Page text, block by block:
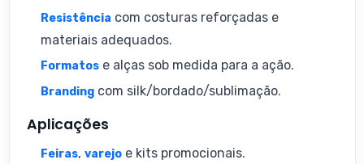
Resistência com costuras reforçadas e
materiais adequados.
Formatos e alças sob medida para a ação.
Branding com silk/bordado/sublimação.
Aplicações
Feiras, varejo e kits promocionais.